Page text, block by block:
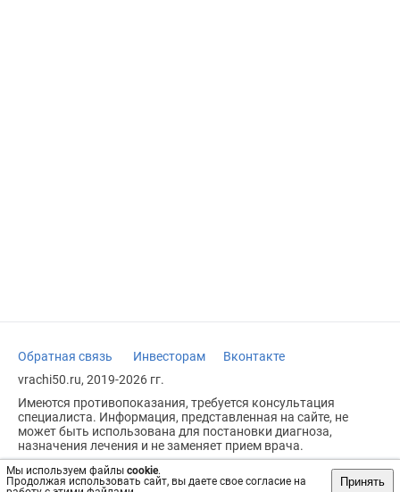
Мы используем файлы cookie.
Продолжая использовать сайт, вы даете свое согласие на
Принять
Обратная связь Инвесторам
Вконтакте
vrachi50.ru, 2019-2026 гг.
Имеются противопоказания, требуется консультация
специалиста. Информация, представленная на сайте, не
может быть использована для постановки диагноза,
назначения лечения и не заменяет прием врача.
Возрастное ограничение: 18+